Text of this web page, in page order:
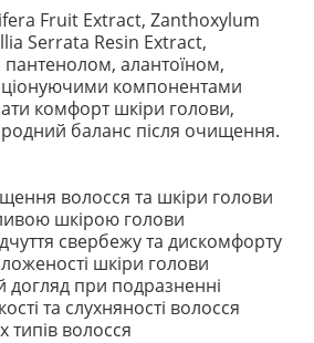
Fruit Extract, Zanthoxylum
Serrata Resin Extract,
пантенолом, алантоїном,
компонентами
комфорт шкіри голови,
баланс після очищення.
волосся та шкіри голови
шкірою голови
свербежу та дискомфорту
шкіри голови
догляд при подразненні
та слухняності волосся
типів волосся